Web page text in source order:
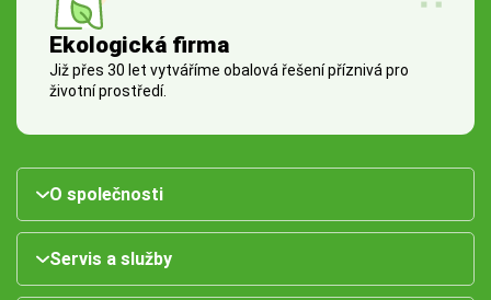
Ekologická firma
Již přes 30 let vytváříme obalová řešení příznivá pro
životní prostředí.
O společnosti
Servis a služby